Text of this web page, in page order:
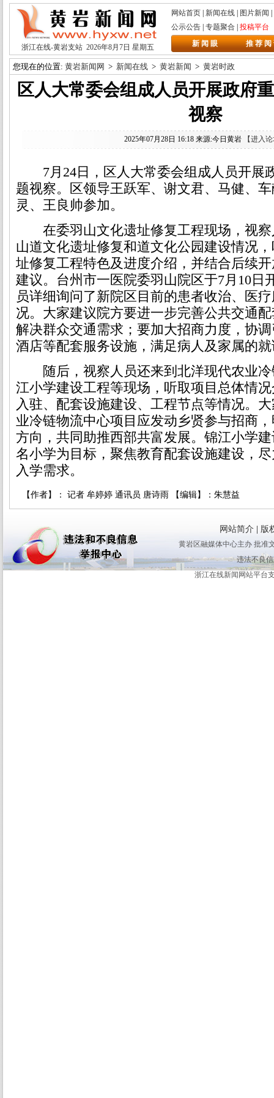
浙江在线-黄岩支站 2026年8月7日 星期五
网站首页 新闻在线 图片新闻
公示公告 专题聚合
投稿平台
新 闻 眼
推 荐 阅
您现在的位置: 黄岩新闻网 > 新闻在线 > 黄岩新闻 > 黄岩时政
区人大常委会组成人员开展政府
视察
2025年07月28日 16:18 来源:今日黄岩 【进入
7月24日，区人大常委会组成人员开展
题视察。区领导王跃军、谢文君、马健、
灵、王良帅参加。
在委羽山文化遗址修复工程现场，视察
山道文化遗址修复和道文化公园建设情况
址修复工程特色及进度介绍，并结合后续
建议。台州市一医院委羽山院区于7月10日
员详细询问了新院区目前的患者收治、医
况。大家建议院方要进一步完善公共交通
解决群众交通需求；要加大招商力度，协
酒店等配套服务设施，满足病人及家属的
随后，视察人员还来到北洋现代农业冷
江小学建设工程等现场，听取项目总体情
入驻、配套设施建设、工程节点等情况。
业冷链物流中心项目应发动乡贤参与招商
方向，共同助推西部共富发展。锦江小学
名小学为目标，聚焦教育配套设施建设，
入学需求。
【作者】： 记者 牟婷婷 通讯员 唐诗雨 【编辑】：朱慧益
网站简介 版
黄岩区融媒体中心主办 批准
违法不良信
浙江在线新闻网站平台